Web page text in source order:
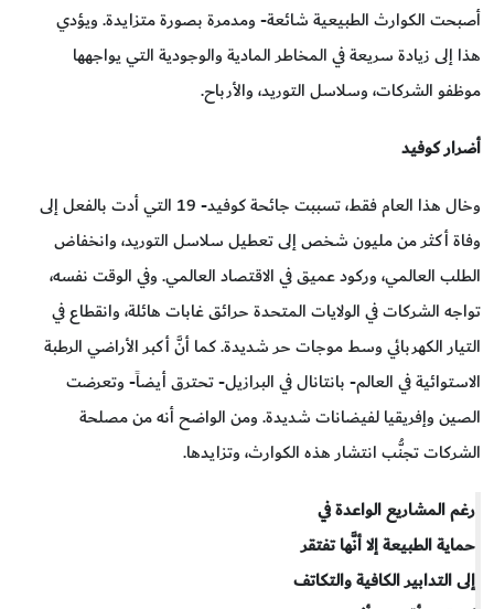
أصبحت الكوارث الطبيعية شائعة- ومدمرة بصورة متزايدة. ويؤدي
هذا إلى زيادة سريعة في المخاطر المادية والوجودية التي يواجهها
موظفو الشركات، وسلاسل التوريد، والأرباح.
أضرار كوفيد
وخال هذا العام فقط، تسببت جائحة كوفيد- 19 التي أدت بالفعل إلى
وفاة أكثر من مليون شخص إلى تعطيل سلاسل التوريد، وانخفاض
الطلب العالمي، وركود عميق في الاقتصاد العالمي. وفي الوقت نفسه،
تواجه الشركات في الولايات المتحدة حرائق غابات هائلة، وانقطاع في
التيار الكهربائي وسط موجات حر شديدة. كما أنَّ أكبر الأراضي الرطبة
الاستوائية في العالم- بانتانال في البرازيل- تحترق أيضاً- وتعرضت
الصين وإفريقيا لفيضانات شديدة. ومن الواضح أنه من مصلحة
الشركات تجنُّب انتشار هذه الكوارث، وتزايدها.
رغم المشاريع الواعدة في
حماية الطبيعة إلا أنَّها تفتقر
إلى التدابير الكافية والتكاتف